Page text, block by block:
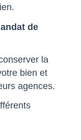
de
la
bien et
agences.